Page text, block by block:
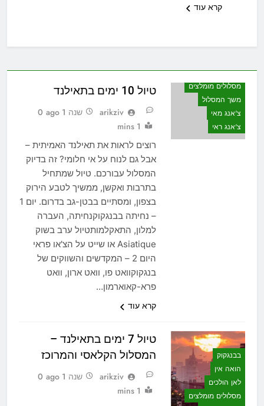
קרא עוד
מסלולים מומלצים
משך המסלול
צ'אנג מאי
צ'אנג ראי
טיול 10 ימים בתאילנד
arikziv שנה 1 ago
0
1 mins
רוצים לראות את תאילנד האמיתית –
אבל גם לנוח על אי חלומי? זה בדיוק
המסלול עבורכם. טיול שמתחיל
בתרבות ואקשן, ממשיך לטבע הירוק
בצפון, ומסתיים בבטן-גב בדרום. יום 1
– נחיתה בבנגקוקנחיתה, העברה
למלון, התאקלמותטיול ערב בשוק
Asiatique או שייט על הצ'או פראי
היום 2 – המקדשים והשווקים של
בנגקוקוואט פו, וואט ארון, וואט
פרא-קאוארמון…
קרא עוד
בבנגקוק
הואה אין
לאן הולכים
מסלולים מומלצים
טיול 7 ימים בתאילנד –
המסלול הקלאסי והמרוכז
arikziv שנה 1 ago
0
1 mins